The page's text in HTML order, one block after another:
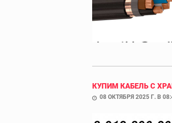
КУПИМ КАБЕЛЬ С
08 ОКТЯБРЯ 2025 Г. В